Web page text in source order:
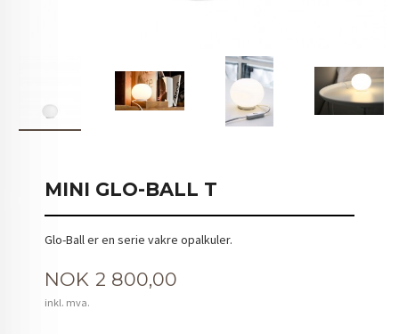
MINI GLO-BALL T
Glo-Ball er en serie vakre opalkuler.
Pris
NOK 2 800,00
inkl. mva.